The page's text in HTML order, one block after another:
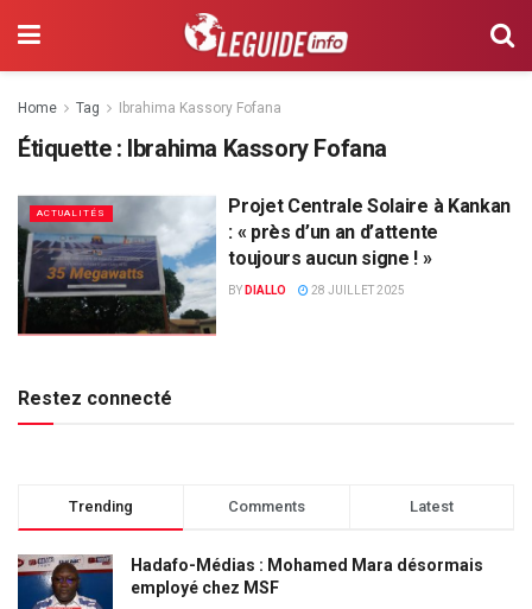
Home Tag Ibrahima Kassory Fofana
Étiquette : Ibrahima Kassory Fofana
ACTUALITÉS
Projet Centrale Solaire à Kankan
: « près d’un an d’attente
toujours aucun signe ! »
BY DIALLO 28 JUILLET 2025
Restez connecté
Trending Comments Latest
Hadafo-Médias : Mohamed Mara désormais
employé chez MSF